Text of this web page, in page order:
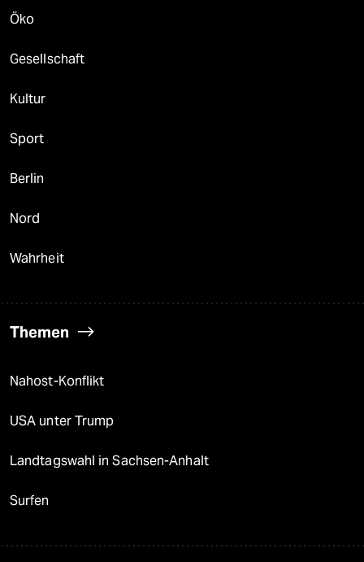
Öko
Gesellschaft
Kultur
Sport
Berlin
Nord
Wahrheit
Themen
Nahost-Konflikt
USA unter Trump
Landtagswahl in Sachsen-Anhalt
Surfen